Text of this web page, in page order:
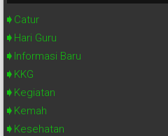
Catur
Hari Guru
Informasi Baru
KKG
Kegiatan
Kemah
Kesehatan